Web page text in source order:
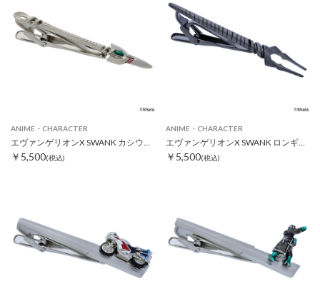
ANIME・CHARACTER
￥5,500(税込)
ANIME・CHARACTER
エヴァンゲリオンX SWANK ロンギヌスの槍タイピン ブラック
￥5,500(税込)